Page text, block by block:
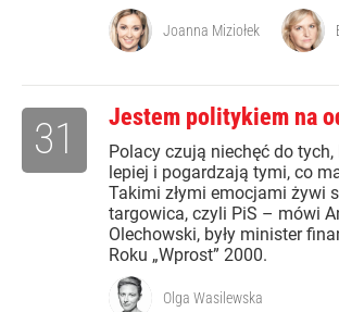
Joanna Miziołek
Jestem politykiem na
Polacy czują niechęć do
lepiej i pogardzają tymi, co
Takimi złymi emocjami żywi
targowica, czyli PiS – mówi
Olechowski, były minister
Roku „Wprost” 2000.
31
Olga Wasilewska